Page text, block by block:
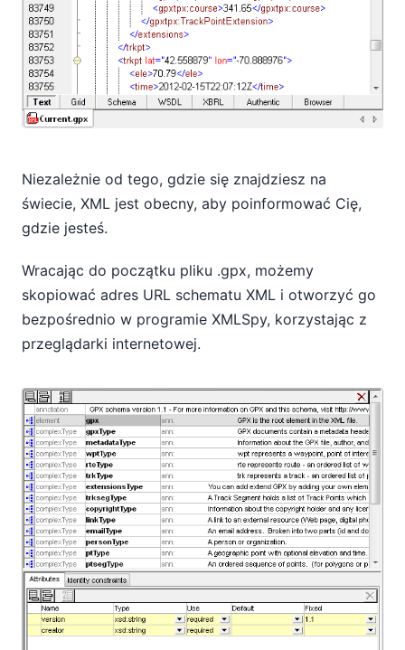
Niezależnie od tego, gdzie się znajdziesz na
świecie, XML jest obecny, aby poinformować Cię,
gdzie jesteś.
Wracając do początku pliku .gpx, możemy
skopiować adres URL schematu XML i otworzyć go
bezpośrednio w programie XMLSpy, korzystając z
przeglądarki internetowej.